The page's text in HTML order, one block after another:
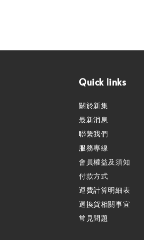
Quick links
關於新集
最新消息
聯繫我們
服務專線
會員權益及須知
付款方式
運費計算明細表
退換貨相關事宜
常見問題